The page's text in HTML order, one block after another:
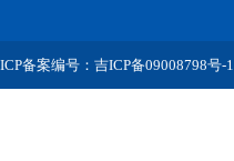
ICP备案编号：吉ICP备09008798号-1